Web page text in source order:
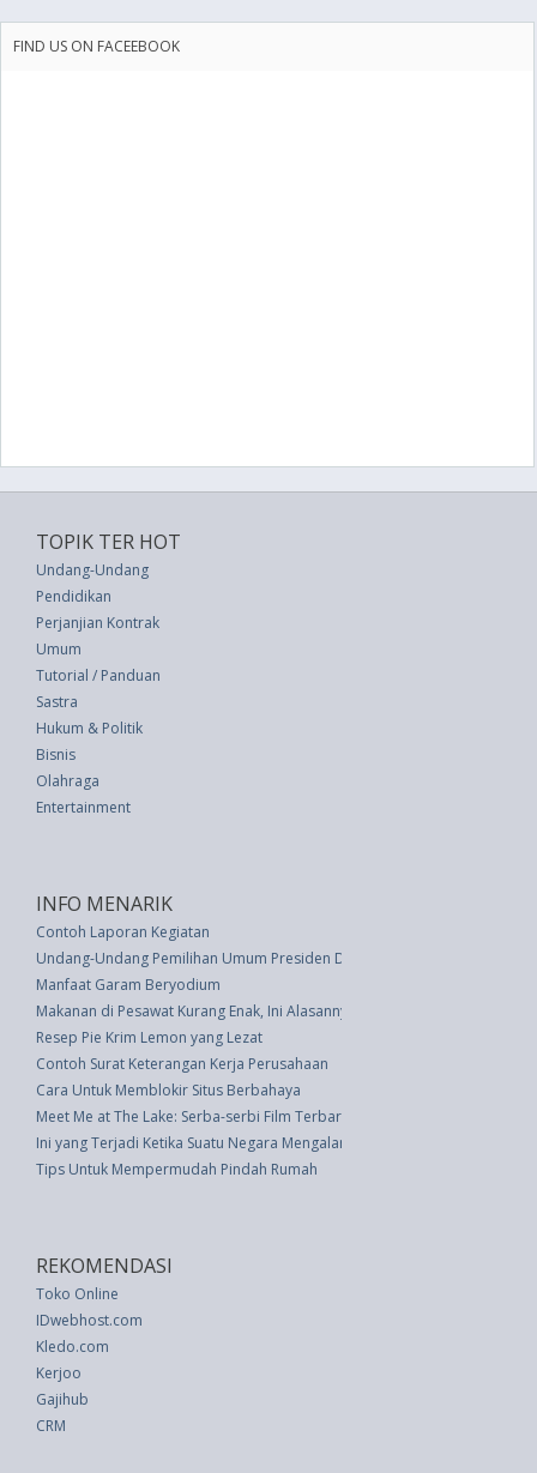
FIND US ON FACEEBOOK
TOPIK TER HOT
Undang-Undang
Pendidikan
Perjanjian Kontrak
Umum
Tutorial / Panduan
Sastra
Hukum & Politik
Bisnis
Olahraga
Entertainment
INFO MENARIK
Contoh Laporan Kegiatan
Undang-Undang Pemilihan Umum Presiden Dan Wakil Presiden (UU 42
Manfaat Garam Beryodium
Makanan di Pesawat Kurang Enak, Ini Alasannya
Resep Pie Krim Lemon yang Lezat
Contoh Surat Keterangan Kerja Perusahaan
Cara Untuk Memblokir Situs Berbahaya
Meet Me at The Lake: Serba-serbi Film Terbaru Pangeran Harry dan
Ini yang Terjadi Ketika Suatu Negara Mengalami Kebangkrutan
Tips Untuk Mempermudah Pindah Rumah
REKOMENDASI
Toko Online
IDwebhost.com
Kledo.com
Kerjoo
Gajihub
CRM